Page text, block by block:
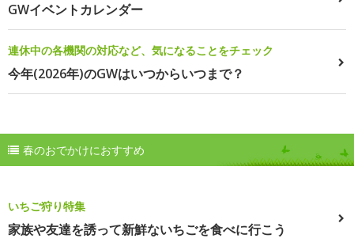
GWイベントカレンダー
連休中の各機関の対応など、気になることをチェック
今年(2026年)のGWはいつからいつまで？
春のおでかけにおすすめ
いちご狩り特集
家族や友達を誘って新鮮ないちごを食べに行こう